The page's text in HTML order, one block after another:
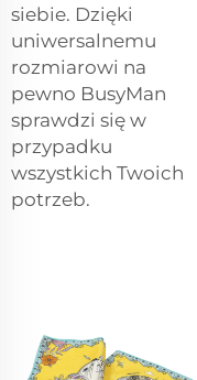
siebie. Dzięki
uniwersalnemu
rozmiarowi na
pewno BusyMan
sprawdzi się w
przypadku
wszystkich Twoich
potrzeb.